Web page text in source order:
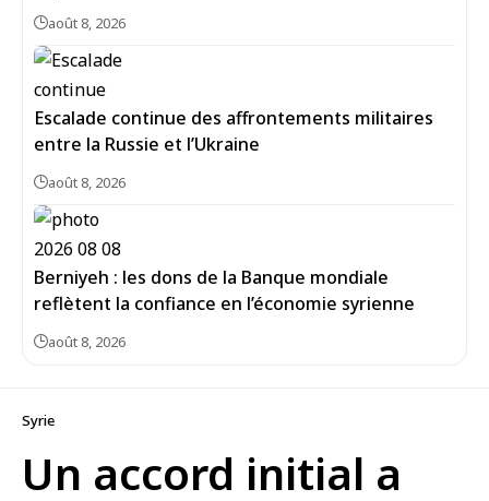
août 8, 2026
Escalade continue des affrontements militaires
entre la Russie et l’Ukraine
août 8, 2026
Berniyeh : les dons de la Banque mondiale
reflètent la confiance en l’économie syrienne
août 8, 2026
Syrie
Un accord initial a